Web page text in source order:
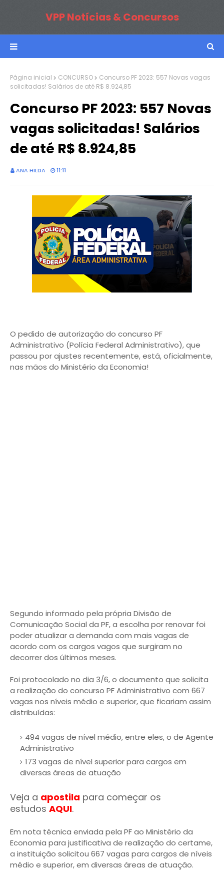
VPP Notícias & Concursos
Página inicial CONCURSO
Concurso PF 2023: 557 Novas vagas
solicitadas! Salários de até R$ 8.924,85
Concurso PF 2023: 557 Novas
vagas solicitadas! Salários
de até R$ 8.924,85
ANA HILDA 11:11
O pedido de autorização do concurso PF
Administrativo (Polícia Federal Administrativo), que
passou por ajustes recentemente, está, oficialmente,
nas mãos do Ministério da Economia!
Segundo informado pela própria Divisão de
Comunicação Social da PF, a escolha por renovar foi
poder atualizar a demanda com mais vagas de
acordo com os cargos vagos que surgiram no
decorrer dos últimos meses.
Foi protocolado no dia 3/6, o documento que solicita
a realização do concurso PF Administrativo com 667
vagas nos níveis médio e superior, que ficariam assim
distribuídas:
494 vagas de nível médio, entre eles, o de Agente
Administrativo
173 vagas de nível superior para cargos em
diversas áreas de atuação
Veja a apostila para começar os
estudos AQUI.
Em nota técnica enviada pela PF ao Ministério da
Economia para justificativa de realização do certame,
a instituição solicitou 667 vagas para cargos de níveis
médio e superior, em diversas áreas de atuação.